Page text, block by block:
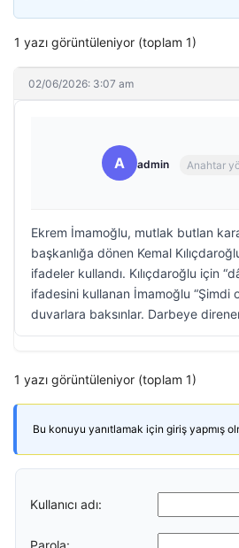
1 yazı görüntüleniyor (toplam 1)
02/06/2026: 3:07 am
A admin Anahtar
Ekrem İmamoğlu, mutlak butlan
başkanlığa dönen Kemal
ifadeler kullandı. Kılıçdaroğlu için
ifadesini kullanan İmamoğlu “Şimdi
duvarlara baksınlar. Darbeye
1 yazı görüntüleniyor (toplam 1)
Bu konuyu yanıtlamak için giriş yapmış
Kullanıcı adı:
Parola: